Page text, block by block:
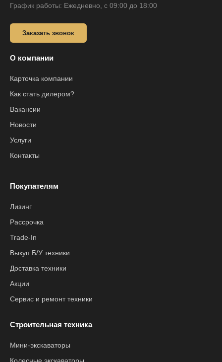
График работы: Ежедневно, с 09:00 до 18:00
Заказать звонок
О компании
Карточка компании
Как стать дилером?
Вакансии
Новости
Услуги
Контакты
Покупателям
Лизинг
Рассрочка
Trade-In
Выкуп Б/У техники
Доставка техники
Акции
Сервис и ремонт техники
Строительная техника
Мини-экскаваторы